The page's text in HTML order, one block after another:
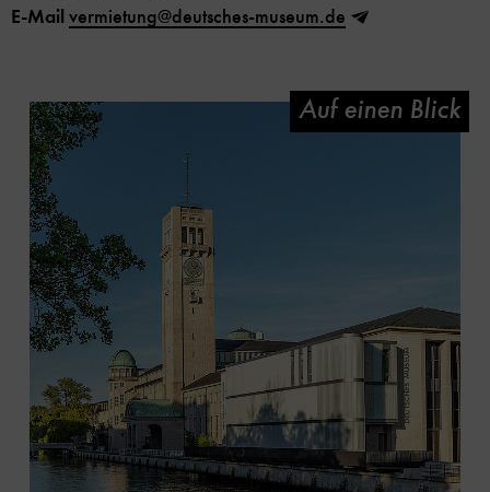
E-Mail vermietung@deutsches-museum.de
Auf einen Blick